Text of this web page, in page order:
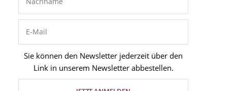
Sie können den Newsletter jederzeit über den
Link in unserem Newsletter abbestellen.